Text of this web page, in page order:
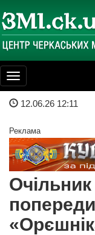
Toggle
navigation
12.06.26 12:11
Реклама